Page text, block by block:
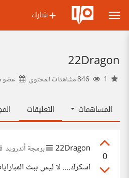
شارك
22Dragon
عضو
المساهمات التعليقات
0
22Dragon برمجة أندرويد
اشكرك.... لا ليس ببث